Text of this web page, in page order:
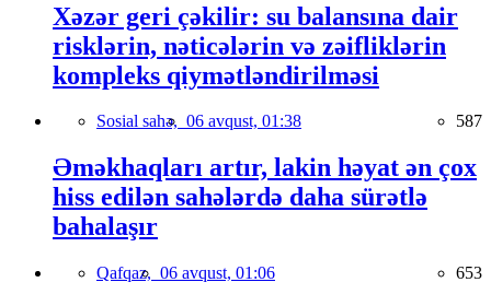
Xəzər geri çəkilir: su balansına dair
risklərin, nəticələrin və zəifliklərin
kompleks qiymətləndirilməsi
Sosial sahə, 06 avqust, 01:38 587
Əməkhaqları artır, lakin həyat ən çox
hiss edilən sahələrdə daha sürətlə
bahalaşır
Qafqaz, 06 avqust, 01:06 653